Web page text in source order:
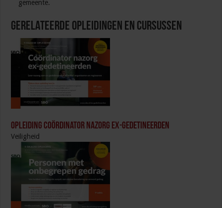
gemeente.
Gerelateerde Opleidingen en Cursussen
Opleiding Coördinator nazorg ex-gedetineerden
Veiligheid